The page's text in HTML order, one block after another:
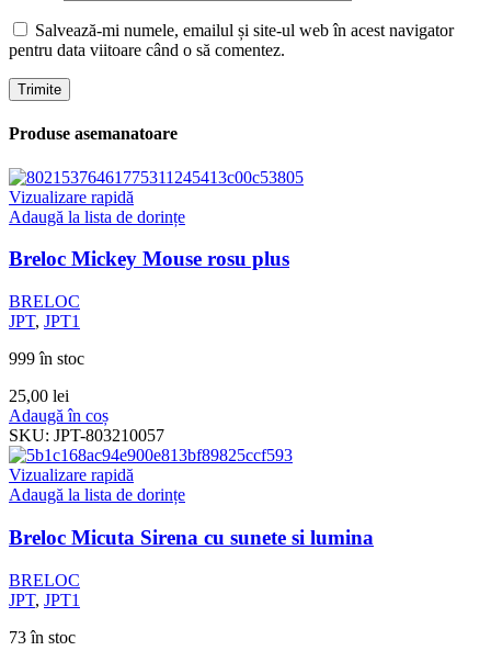
Salvează-mi numele, emailul și site-ul web în acest navigator
pentru data viitoare când o să comentez.
Produse asemanatoare
Vizualizare rapidă
Adaugă la lista de dorințe
Breloc Mickey Mouse rosu plus
BRELOC
JPT, JPT1
999 în stoc
25,00 lei
Adaugă în coș
SKU: JPT-803210057
Vizualizare rapidă
Adaugă la lista de dorințe
Breloc Micuta Sirena cu sunete si lumina
BRELOC
JPT, JPT1
73 în stoc